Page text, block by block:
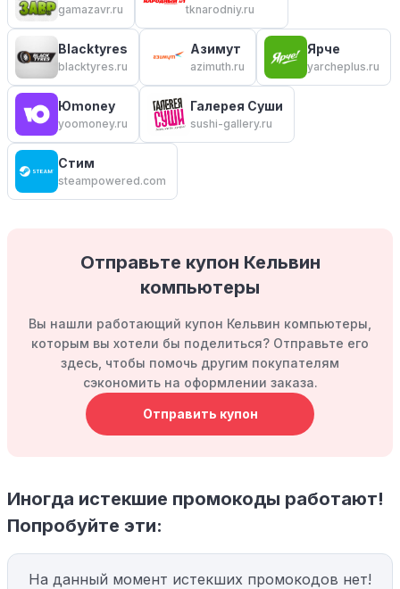
gamazavr.ru tknarodniy.ru
Blacktyres
blacktyres.ru
Азимут
azimuth.ru
Ярче
yarcheplus.ru
Юmoney
yoomoney.ru
Галерея Суши
sushi-gallery.ru
Стим
steampowered.com
Отправьте купон Кельвин
компьютеры
Вы нашли работающий купон Кельвин компьютеры,
которым вы хотели бы поделиться? Отправьте его
здесь, чтобы помочь другим покупателям
сэкономить на оформлении заказа.
Отправить купон
Иногда истекшие промокоды работают!
Попробуйте эти:
На данный момент истекших промокодов нет!